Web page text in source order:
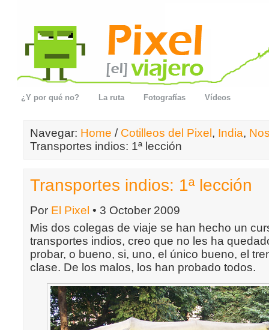
¿Y por qué no? La ruta Fotografías Vídeos
Navegar: Home / Cotilleos del Pixel , India,
Transportes indios: 1ª lección
Transportes indios: 1ª lección
Por El Pixel • 3 October 2009
Mis dos colegas de viaje se han hecho un
transportes indios, creo que no les ha
probar, o bueno, si, uno, el único bueno, el
clase. De los malos, los han probado todos.